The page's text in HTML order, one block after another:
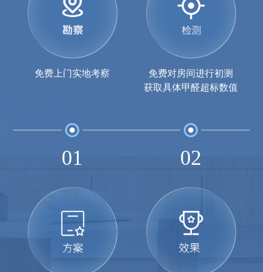
免费上门实地考察
01
免费对房间进行初测
获取具体甲醛超标数值
02